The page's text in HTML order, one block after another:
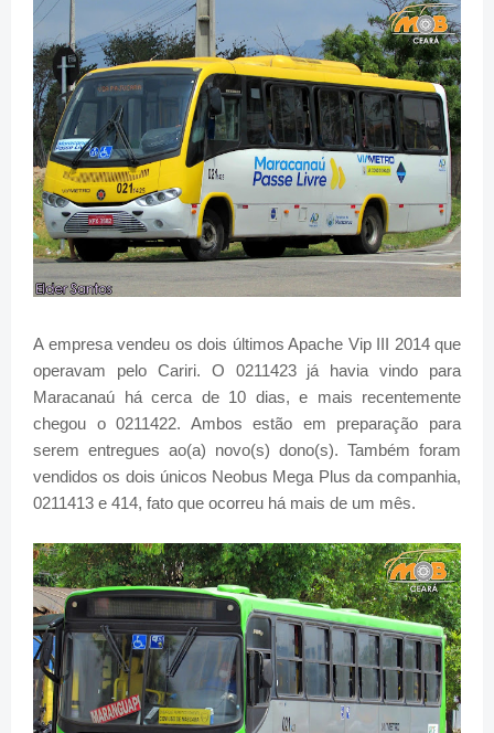
A empresa vendeu os dois últimos Apache Vip III 2014 que
operavam pelo Cariri. O 0211423 já havia vindo para
Maracanaú há cerca de 10 dias, e mais recentemente
chegou o 0211422. Ambos estão em preparação para
serem entregues ao(a) novo(s) dono(s). Também foram
vendidos os dois únicos Neobus Mega Plus da companhia,
0211413 e 414, fato que ocorreu há mais de um mês.